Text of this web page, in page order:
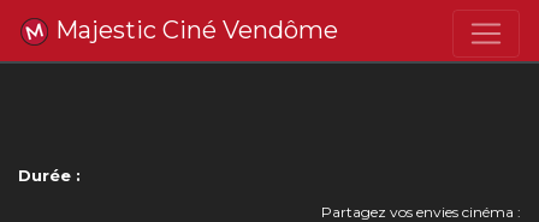
Majestic Ciné Vendôme
Durée :
Partagez vos envies cinéma :